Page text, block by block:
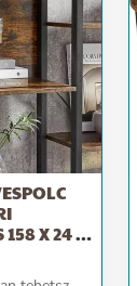
158 X 24 X